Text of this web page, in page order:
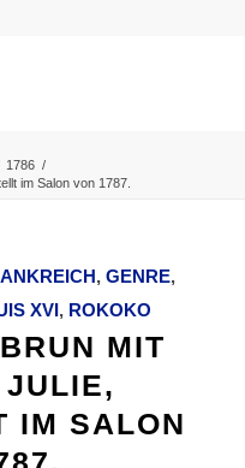
1786 /
im Salon von 1787.
, GENRE,
XVI, ROKOKO
MIT
JULIE,
IM SALON